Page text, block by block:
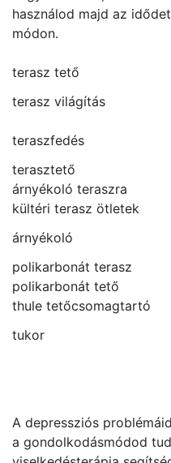
használod majd az
módon.
terasz tető
terasz világítás
teraszfedés
terasztető
árnyékoló teraszra
kültéri terasz ötletek
árnyékoló
polikarbonát terasz
polikarbonát tető
thule tetőcsomagtartó
tukor
A depressziós
a gondolkodásmódod